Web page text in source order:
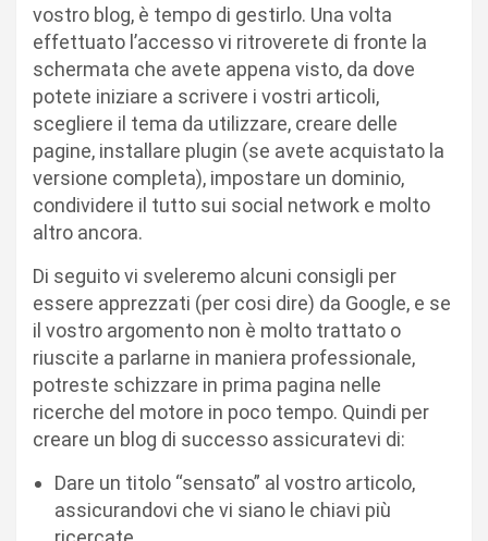
vostro blog, è tempo di gestirlo. Una volta
effettuato l’accesso vi ritroverete di fronte la
schermata che avete appena visto, da dove
potete iniziare a scrivere i vostri articoli,
scegliere il tema da utilizzare, creare delle
pagine, installare plugin (se avete acquistato la
versione completa), impostare un dominio,
condividere il tutto sui social network e molto
altro ancora.
Di seguito vi sveleremo alcuni consigli per
essere apprezzati (per cosi dire) da Google, e se
il vostro argomento non è molto trattato o
riuscite a parlarne in maniera professionale,
potreste schizzare in prima pagina nelle
ricerche del motore in poco tempo. Quindi per
creare un blog di successo assicuratevi di:
Dare un titolo “sensato” al vostro articolo,
assicurandovi che vi siano le chiavi più